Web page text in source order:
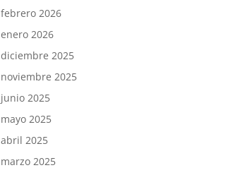
febrero 2026
enero 2026
diciembre 2025
noviembre 2025
junio 2025
mayo 2025
abril 2025
marzo 2025